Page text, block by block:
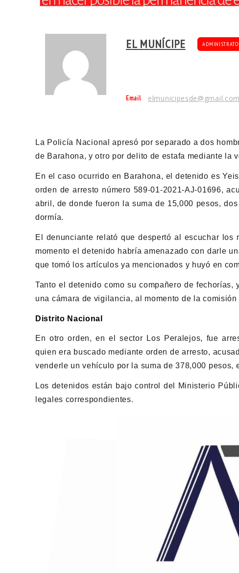
EL MUNÍCIPE
Email elmunicipesde@gmail.com
La Policía Nacional apresó por separado a dos
de Barahona, y otro por delito de estafa mediante la
En el caso ocurrido en Barahona, el detenido es
orden de arresto número 589-01-2021-AJ-01696,
abril, de donde fueron la suma de 15,000 pesos,
dormía.
El denunciante relató que despertó al escuchar
momento el detenido habría amenazado con darle
que tomó los artículos ya mencionados y huyó en
Tanto el detenido como su compañero de
una cámara de vigilancia, al momento de la comisión
Distrito Nacional
En otro orden, en el sector Los Peralejos, fue
quien era buscado mediante orden de arresto,
venderle un vehículo por la suma de 378,000 pesos,
Los detenidos están bajo control del Ministerio
legales correspondientes.